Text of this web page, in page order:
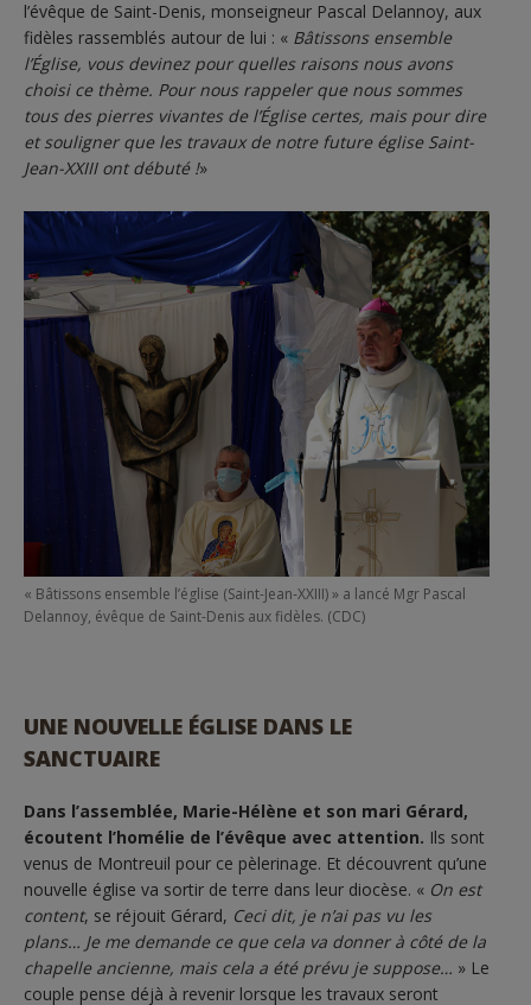
l’évêque de Saint-Denis, monseigneur Pascal Delannoy, aux
fidèles rassemblés autour de lui : « Bâtissons ensemble
l’Église, vous devinez pour quelles raisons nous avons
choisi ce thème. Pour nous rappeler que nous sommes
tous des pierres vivantes de l’Église certes, mais pour dire
et souligner que les travaux de notre future église Saint-
Jean-XXIII ont débuté !»
« Bâtissons ensemble l’église (Saint-Jean-XXIII) » a lancé Mgr Pascal
Delannoy, évêque de Saint-Denis aux fidèles. (CDC)
UNE NOUVELLE ÉGLISE DANS LE
SANCTUAIRE
Dans l’assemblée, Marie-Hélène et son mari Gérard,
écoutent l’homélie de l’évêque avec attention. Ils sont
venus de Montreuil pour ce pèlerinage. Et découvrent qu’une
nouvelle église va sortir de terre dans leur diocèse. « On est
content, se réjouit Gérard, Ceci dit, je n’ai pas vu les
plans… Je me demande ce que cela va donner à côté de la
chapelle ancienne, mais cela a été prévu je suppose… » Le
couple pense déjà à revenir lorsque les travaux seront